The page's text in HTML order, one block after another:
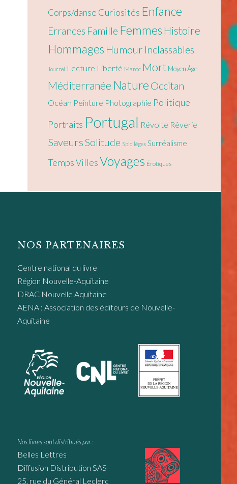
Corps/danse Curiosités Enfance
Errances Famille Femmes Histoire
Hommages Humour Inclassables
Journal Lecture Liberté Maroc Mort Moyen Âge
Méditerranée Nature Occitan
Océan Peinture Photographie Politique
Portraits Portugal Révolte Rêverie
SaveursSolitude Spicilèges Surréalisme
TempsVillesVoyages Érotiques
NOS PARTENAIRES
Centre national du livre
Région Nouvelle-Aquitaine
DRAC Nouvelle Aquitaine
AENA : Association des éditeurs de Nouvelle-
Aquitaine
Nos livres sont distribués par :
Belles Lettres
Diffusion Distribution SAS
25, rue du Général Leclerc